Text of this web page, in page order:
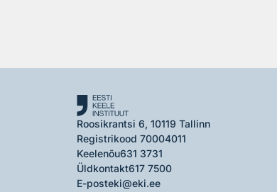
Roosikrantsi 6, 10119 Tallinn
Registrikood 70004011
Keelenõu631 3731
Üldkontakt617 7500
E-posteki@eki.ee